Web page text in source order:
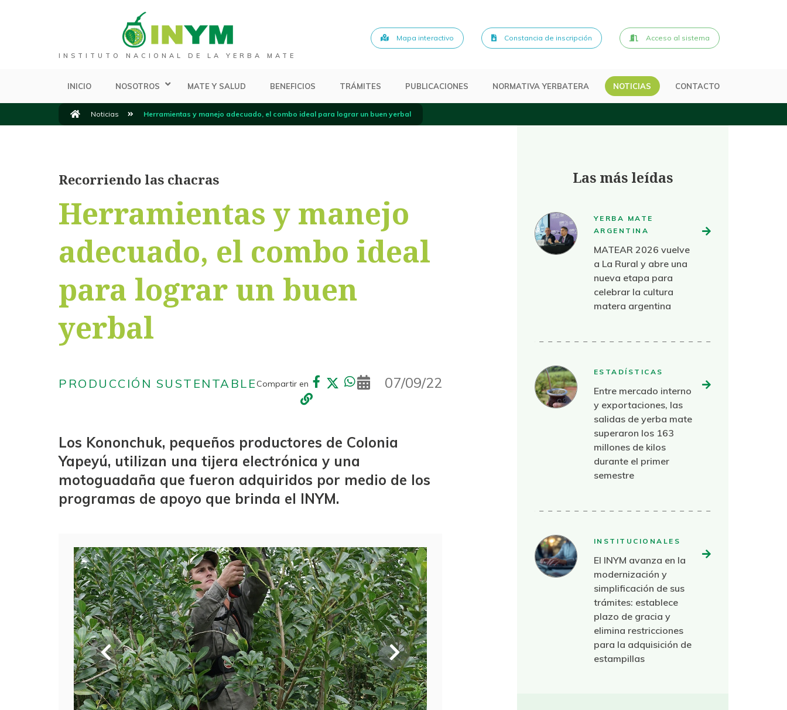
INSTITUTO NACIONAL DE LA YERBA MATE
Mapa interactivo Constancia de inscripción Acceso al sistema
INICIO NOSOTROS MATE Y SALUD BENEFICIOS TRÁMITES PUBLICACIONES NORMATIVA YERBATERA NOTICIAS CONTACTO
Noticias Herramientas y manejo adecuado, el combo ideal para lograr un buen yerbal
Recorriendo las chacras
Herramientas y manejo
adecuado, el combo ideal
para lograr un buen
yerbal
07/09/22
PRODUCCIÓN SUSTENTABLE Compartir en
Los Kononchuk, pequeños productores de Colonia
Yapeyú, utilizan una tijera electrónica y una
motoguadaña que fueron adquiridos por medio de los
programas de apoyo que brinda el INYM.
Anterior Siguiente
Las más leídas
YERBA MATE
ARGENTINA
MATEAR 2026 vuelve
a La Rural y abre una
nueva etapa para
celebrar la cultura
matera argentina
ESTADÍSTICAS
Entre mercado interno
y exportaciones, las
salidas de yerba mate
superaron los 163
millones de kilos
durante el primer
semestre
INSTITUCIONALES
El INYM avanza en la
modernización y
simplificación de sus
trámites: establece
plazo de gracia y
elimina restricciones
para la adquisición de
estampillas